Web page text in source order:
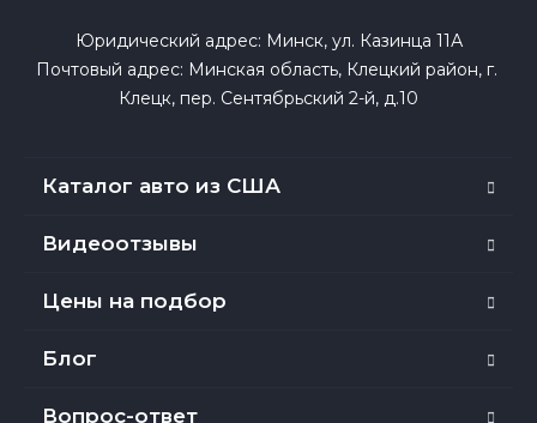
Юридический адрес: Минск, ул. Казинца 11А
Почтовый адрес: Минская область, Клецкий район, г.
Клецк, пер. Сентябрьский 2-й, д.10
Каталог авто из США
Видеоотзывы
Цены на подбор
Блог
Вопрос-ответ